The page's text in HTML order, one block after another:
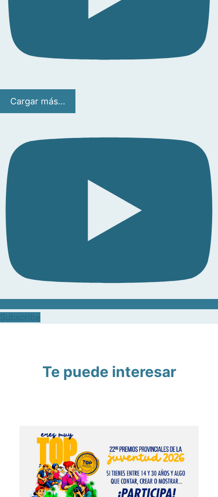
Cargar más...
Te puede interesar